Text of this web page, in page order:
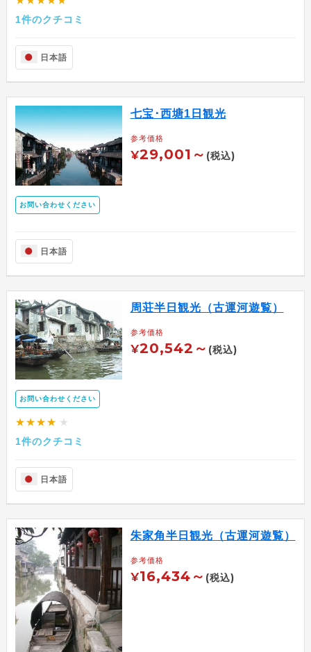
1件のクチコミ
日本語
お問い合わせください
七宝･西塘1日観光
参考価格
¥29,001～ (税込)
日本語
お問い合わせください
★★★★ ★
1件のクチコミ
周荘半日観光（古運河遊覧）
参考価格
¥20,542～ (税込)
日本語
朱家角半日観光（古運河遊覧）
参考価格
¥16,434～ (税込)